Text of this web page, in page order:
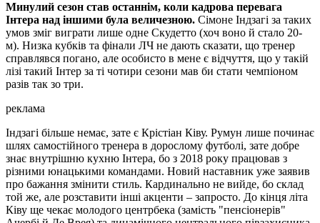
Минулий сезон став останнім, коли кадрова перевага
Інтера над іншими була величезною. Сімоне Індзагі за таких
умов зміг виграти лише одне Скудетто (хоч воно й стало 20-
м). Низка кубків та фінали ЛЧ не дають сказати, що тренер
справлявся погано, але особисто в мене є відчуття, що у такій
лізі такий Інтер за ті чотири сезони мав би стати чемпіоном
разів так зо три.
реклама
Індзагі більше немає, зате є Крістіан Ківу. Румун лише починає
шлях самостійного тренера в дорослому футболі, зате добре
знає внутрішню кухню Інтера, бо з 2018 року працював з
різними юнацькими командами. Новий наставник уже заявив
про бажання змінити стиль. Кардинально не вийде, бо склад
той же, але розставити інші акценти – запросто. До кінця літа
Ківу ще чекає молодого центрбека (замість "пенсіонерів"